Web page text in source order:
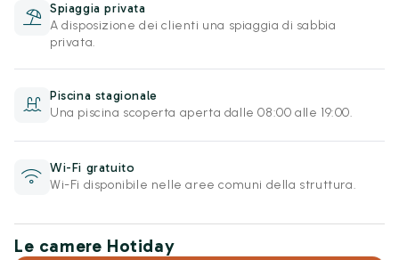
Spiaggia privata
A disposizione dei clienti una spiaggia di sabbia
privata.
Piscina stagionale
Una piscina scoperta aperta dalle 08:00 alle 19:00.
Wi-Fi gratuito
Wi-Fi disponibile nelle aree comuni della struttura.
Le camere Hotiday